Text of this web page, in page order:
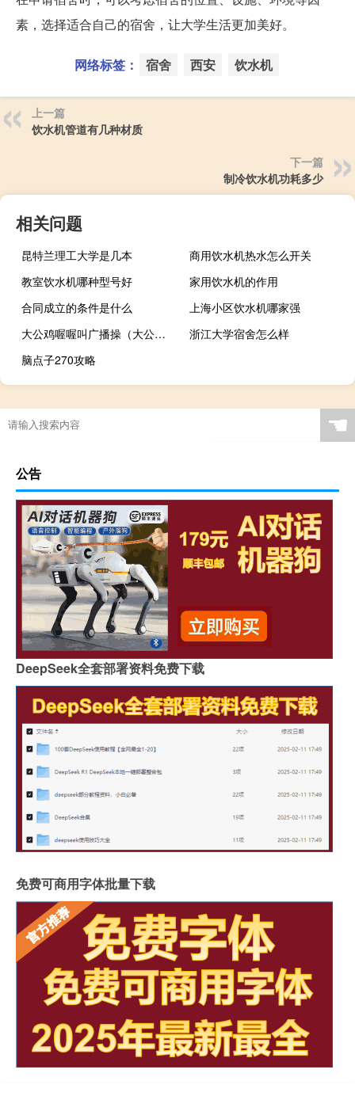
素，选择适合自己的宿舍，让大学生活更加美好。
网络标签： 宿舍 西安 饮水机
上一篇
饮水机管道有几种材质
下一篇
制冷饮水机功耗多少
相关问题
昆特兰理工大学是几本
商用饮水机热水怎么开关
教室饮水机哪种型号好
家用饮水机的作用
合同成立的条件是什么
上海小区饮水机哪家强
大公鸡喔喔叫广播操（大公鸡喔喔叫广播体操）
浙江大学宿舍怎么样
脑点子270攻略
☚
公告
DeepSeek全套部署资料免费下载
免费可商用字体批量下载